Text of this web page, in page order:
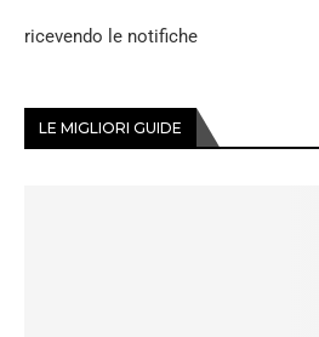
ricevendo le notifiche
LE MIGLIORI GUIDE